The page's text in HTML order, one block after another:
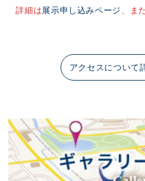
詳細は展示申し込みページ 、ま
アクセスについて